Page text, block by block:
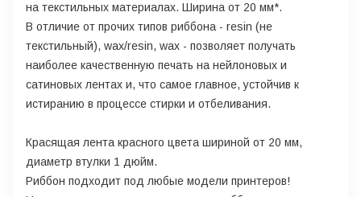
на текстильных материалах. Ширина от 20 мм*.
В отличие от прочих типов риббона - resin (не
текстильный), wax/resin, wax - позволяет получать
наиболее качественную печать на нейлоновых и
сатиновых лентах и, что самое главное, устойчив к
истиранию в процессе стирки и отбеливания.
Красящая лента красного цвета шириной от 20 мм,
диаметр втулки 1 дюйм.
Риббон подходит под любые модели принтеров!